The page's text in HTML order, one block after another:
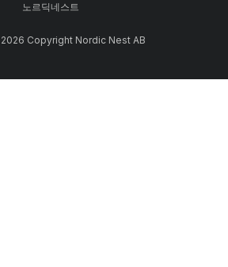
노르딕네스트
Copyright Nordic Nest AB